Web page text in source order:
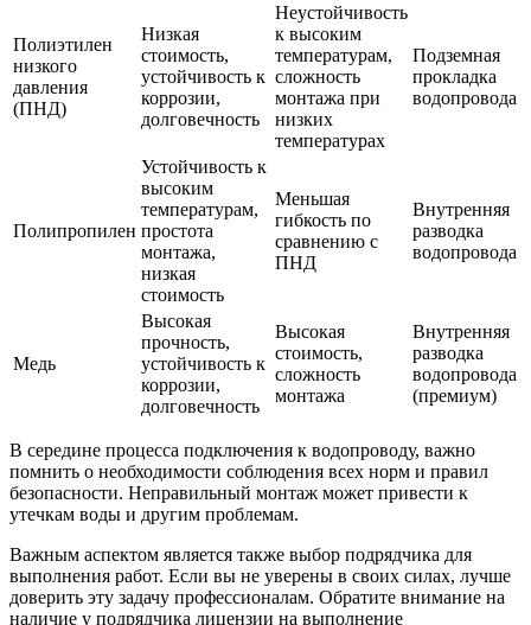
Полиэтилен
низкого
давления
(ПНД)
Низкая
стоимость,
устойчивость к
коррозии,
долговечность
Неустойчивость
к высоким
температурам,
сложность
монтажа при
низких
температурах
Подземная
прокладка
водопровода
Полипропилен
Устойчивость к
высоким
температурам,
простота
монтажа,
низкая
стоимость
Меньшая
гибкость по
сравнению с
ПНД
Внутренняя
разводка
водопровода
Медь
Высокая
прочность,
устойчивость к
коррозии,
долговечность
Высокая
стоимость,
сложность
монтажа
Внутренняя
разводка
водопровода
(премиум)
В середине процесса подключения к водопроводу, важно
помнить о необходимости соблюдения всех норм и правил
безопасности. Неправильный монтаж может привести к
утечкам воды и другим проблемам.
Важным аспектом является также выбор подрядчика для
выполнения работ. Если вы не уверены в своих силах, лучше
доверить эту задачу профессионалам. Обратите внимание на
наличие у подрядчика лицензии на выполнение